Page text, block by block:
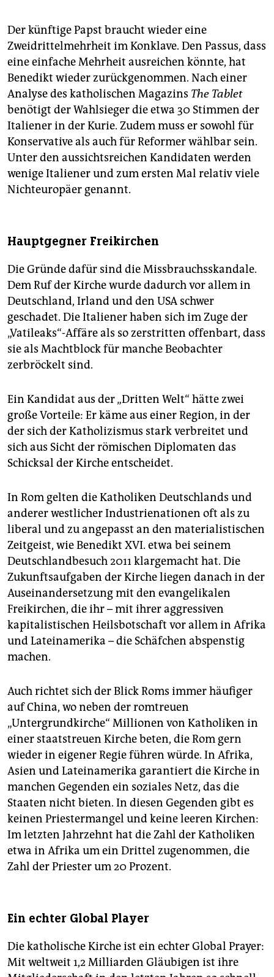
den BrasilianerKardinal Odilo Pedro Scherer
(geboren am 21. September 1949), Erzbischof von
São Paulo;
den aus Ghana stammendenKardinal Peter Turkson
(geboren am 11. Oktober 1948), Präsident des
Päpstlichen Rates für Gerechtigkeit und Frieden,
den HonduranerKardinal Oscar Andrés Rodríguez
MaradiagaSDB (geboren am 29. Dezember 1942),
Erzbischof von Tegucigalpa;
den österreichischenKardinal Christoph Schönborn
OP (geboren am 22. Januar 1945), Erzbischof von
am 18. Oktober 1942), Präsident des Päpstlichen
den italienisch-argentinischenKardinal Leonardo
Sandri (geboren 18. November 1943);
undden französisch-kanadischen Kardinal Marc
OuelletSSP (geboren am 8. Juni 1944), der die
Bischofskongregation seit 2010 leitet.
Der künftige Papst braucht wieder eine
Zweidrittelmehrheit im Konklave. Den Passus, dass
eine einfache Mehrheit ausreichen könnte, hat
Benedikt wieder zurückgenommen. Nach einer
Analyse des katholischen Magazins The Tablet
benötigt der Wahlsieger die etwa 30 Stimmen der
Italiener in der Kurie. Zudem muss er sowohl für
Konservative als auch für Reformer wählbar sein.
Unter den aussichtsreichen Kandidaten werden
wenige Italiener und zum ersten Mal relativ viele
Nichteuropäer genannt.
Hauptgegner Freikirchen
Die Gründe dafür sind die Missbrauchsskandale.
Dem Ruf der Kirche wurde dadurch vor allem in
Deutschland, Irland und den USA schwer
geschadet. Die Italiener haben sich im Zuge der
„Vatileaks“-Affäre als so zerstritten offenbart, dass
sie als Machtblock für manche Beobachter
zerbröckelt sind.
Ein Kandidat aus der „Dritten Welt“ hätte zwei
große Vorteile: Er käme aus einer Region, in der
der sich der Katholizismus stark verbreitet und
sich aus Sicht der römischen Diplomaten das
Schicksal der Kirche entscheidet.
In Rom gelten die Katholiken Deutschlands und
anderer westlicher Industrienationen oft als zu
liberal und zu angepasst an den materialistischen
Zeitgeist, wie Benedikt XVI. etwa bei seinem
Deutschlandbesuch 2011 klargemacht hat. Die
Zukunftsaufgaben der Kirche liegen danach in der
Auseinandersetzung mit den evangelikalen
Freikirchen, die ihr – mit ihrer aggressiven
kapitalistischen Heilsbotschaft vor allem in Afrika
und Lateinamerika – die Schäfchen abspenstig
machen.
Auch richtet sich der Blick Roms immer häufiger
auf China, wo neben der romtreuen
„Untergrundkirche“ Millionen von Katholiken in
einer staatstreuen Kirche beten, die Rom gern
wieder in eigener Regie führen würde. In Afrika,
Asien und Lateinamerika garantiert die Kirche in
manchen Gegenden ein soziales Netz, das die
Staaten nicht bieten. In diesen Gegenden gibt es
keinen Priestermangel und keine leeren Kirchen:
Im letzten Jahrzehnt hat die Zahl der Katholiken
etwa in Afrika um ein Drittel zugenommen, die
Zahl der Priester um 20 Prozent.
Ein echter Global Player
Die katholische Kirche ist ein echter Global Prayer:
Mit weltweit 1,2 Milliarden Gläubigen ist ihre